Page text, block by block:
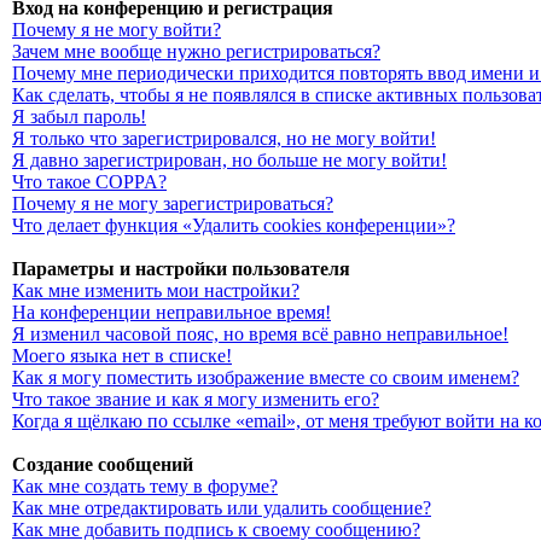
Вход на конференцию и регистрация
Почему я не могу войти?
Зачем мне вообще нужно регистрироваться?
Почему мне периодически приходится повторять ввод имени
Как сделать, чтобы я не появлялся в списке активных
Я забыл пароль!
Я только что зарегистрировался, но не могу войти!
Я давно зарегистрирован, но больше не могу войти!
Что такое COPPA?
Почему я не могу зарегистрироваться?
Что делает функция «Удалить cookies конференции»?
Параметры и настройки пользователя
Как мне изменить мои настройки?
На конференции неправильное время!
Я изменил часовой пояс, но время всё равно неправильное!
Моего языка нет в списке!
Как я могу поместить изображение вместе со своим именем?
Что такое звание и как я могу изменить его?
Когда я щёлкаю по ссылке «email», от меня требуют войти на
Создание сообщений
Как мне создать тему в форуме?
Как мне отредактировать или удалить сообщение?
Как мне добавить подпись к своему сообщению?